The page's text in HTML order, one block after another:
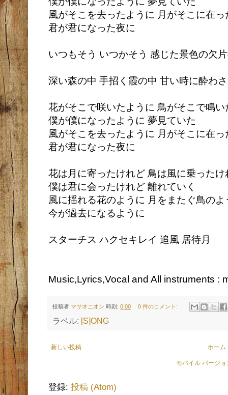
風がそこを去ったように 月がそこに在っ
君が君になった夜に
いつもそう いつかそう 感じた景色の欠
深い森の中 手招く霞の中 甘い時に酔わ
花がそこで咲いたように 鳥がそこで鳴い
僕が僕になったように 夢見ていた
風がそこを去ったように 月がそこに在っ
君が君になった夜に
花は月に寄ったけれど 鳥は風に乗ったけ
僕は君に会ったけれど 離れていく
風に揺れる花のように 月をまたぐ鳥のよ
今が過去になるように
スターチス ハクセキレイ 追風 居待月
Music,Lyrics,Vocal and All instruments :
投稿者 マサオニオン 時刻: 0:00 0 件のコメント:
ラベル: [S]ONG
新しい投稿 ホーム
モバイル バージ
登録: 投稿 (Atom)